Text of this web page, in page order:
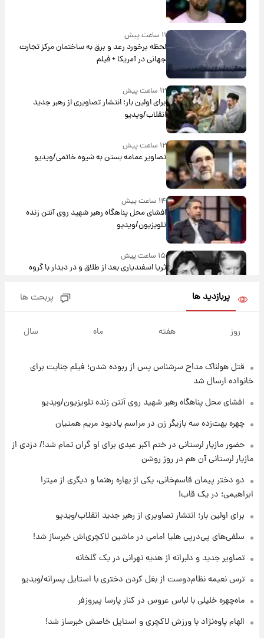
۱۱ ساعت پیش
لحظه برخورد رعد و برق به ساختمان مرکز تجارت
جهانی در آمریکا + فیلم
۱۲ ساعت پیش
برای اولین بار؛ انتشار تصاویری از رهبر جدید
انقلاب/ویدیو
۱۲ ساعت پیش
تصاویر عمامه بستن به شیوه خاتمی/ویدیو
۱۴ ساعت پیش
افشای محل پناهگاه‌ رهبر شهید روی آنتن زنده
تلویزیون/ویدیو
۱۵ ساعت پیش
ثریا اسفندیاری بعد از طلاق و در دیدار با گروه
پول به معشوقه با درآمد یوفا
۱۵ ساعت پیش
۱۵ ساعت پیش
پی رفتن رامین رضاییان+ عکس
۱۶ ساعت پیش
۱۶ ساعت پیش
با قدرتمندترین و بادوام ترین تانک جهان آشنا
شوید+ فیلم
۱۷ ساعت پیش
پربازدید ها پربحث ها
روز هفته ماه سال
قتل هولناک مداح سرشناس پس از ربوده شدن؛ فیلم جنایت برای
خانواده ارسال شد
افشای محل پناهگاه‌ رهبر شهید روی آنتن زنده تلویزیون/ویدیو
چهره بهت‌زده سه بازیگر زن در مراسم یادبود مریم همتیان
حضور مازیار لرستانی در ختم اکبر عبدی برای او گران تمام شد!/ دزدی از
مازیار لرستانی آن هم در روز روشن
دو دختر پیمان قاسم‌خانی، یکی از بهاره رهنما و دیگری از میترا
ابراهیمی؛ در یک قاب!
برای اولین بار؛ انتشار تصاویری از رهبر جدید انقلاب/ویدیو
سلفی‌های پی‌درپی هلیا امامی در ماشین لاکچری‌اش خبرساز شد!
تصاویر جدید و دلبرانه از هدیه تهرانی در یک گلخانه
ترس نعیمه نظام‌دوست از بغل کردن دختری با استایل پسرانه/ویدیو
ماه‌چهره خلیلی با لباس عروس در کنار پارسا پیروزفر
الهام پاوه‌نژاد با ورزش لاکچری و استایل خاصش خبرساز شد!